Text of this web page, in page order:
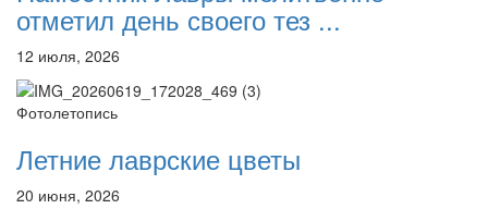
отметил день своего тез ...
12 июля, 2026
Фотолетопись
Летние лаврские цветы
20 июня, 2026